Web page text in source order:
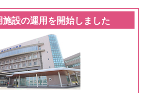
設の運用を開始しました